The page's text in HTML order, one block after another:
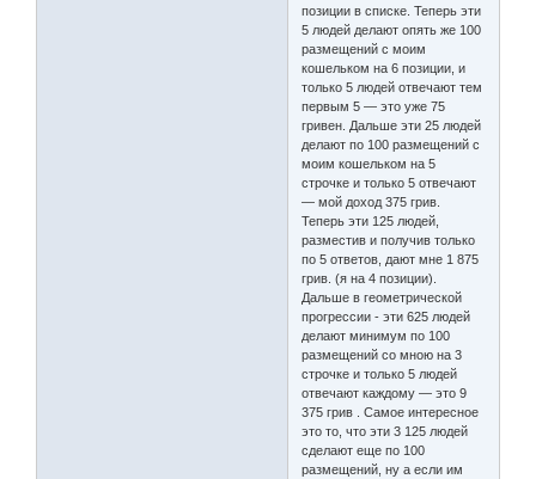
позиции в списке. Теперь эти
5 людей делают опять же 100
размещений с моим
кошельком на 6 позиции, и
только 5 людей отвечают тем
первым 5 — это уже 75
гривен. Дальше эти 25 людей
делают по 100 размещений с
моим кошельком на 5
строчке и только 5 отвечают
— мой доход 375 грив.
Теперь эти 125 людей,
разместив и получив только
по 5 ответов, дают мне 1 875
грив. (я на 4 позиции).
Дальше в геометрической
прогрессии - эти 625 людей
делают минимум по 100
размещений со мною на 3
строчке и только 5 людей
отвечают каждому — это 9
375 грив . Самое интересное
это то, что эти 3 125 людей
сделают еще по 100
размещений, ну а если им